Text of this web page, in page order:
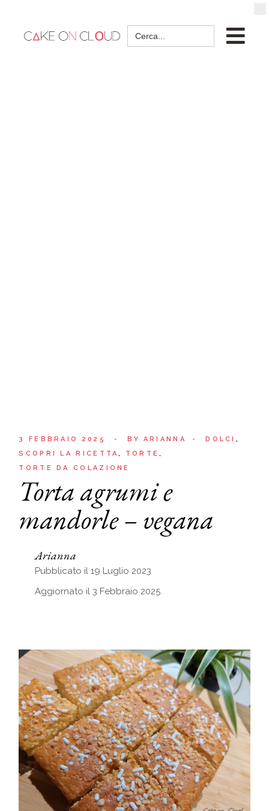
Search
for:
3 FEBBRAIO 2025 BY ARIANNA
DOLCI
SCOPRI LA RICETTA
TORTE
TORTE DA COLAZIONE
Torta agrumi e
mandorle – vegana
Arianna
Pubblicato il 19 Luglio 2023
Aggiornato il 3 Febbraio 2025